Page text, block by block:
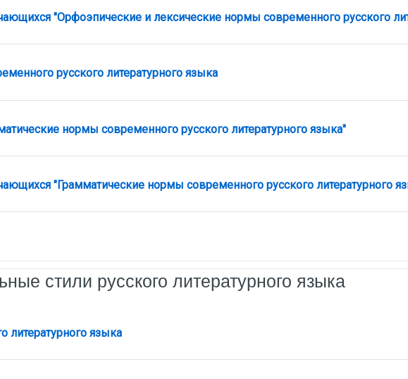
"Орфоэпические и лексические нормы современного русского
русского литературного языка
Лекция
нормы современного русского литературного языка"
Задание
"Грамматические нормы современного русского литературного
стили русского литературного языка
литературного языка
Лекция